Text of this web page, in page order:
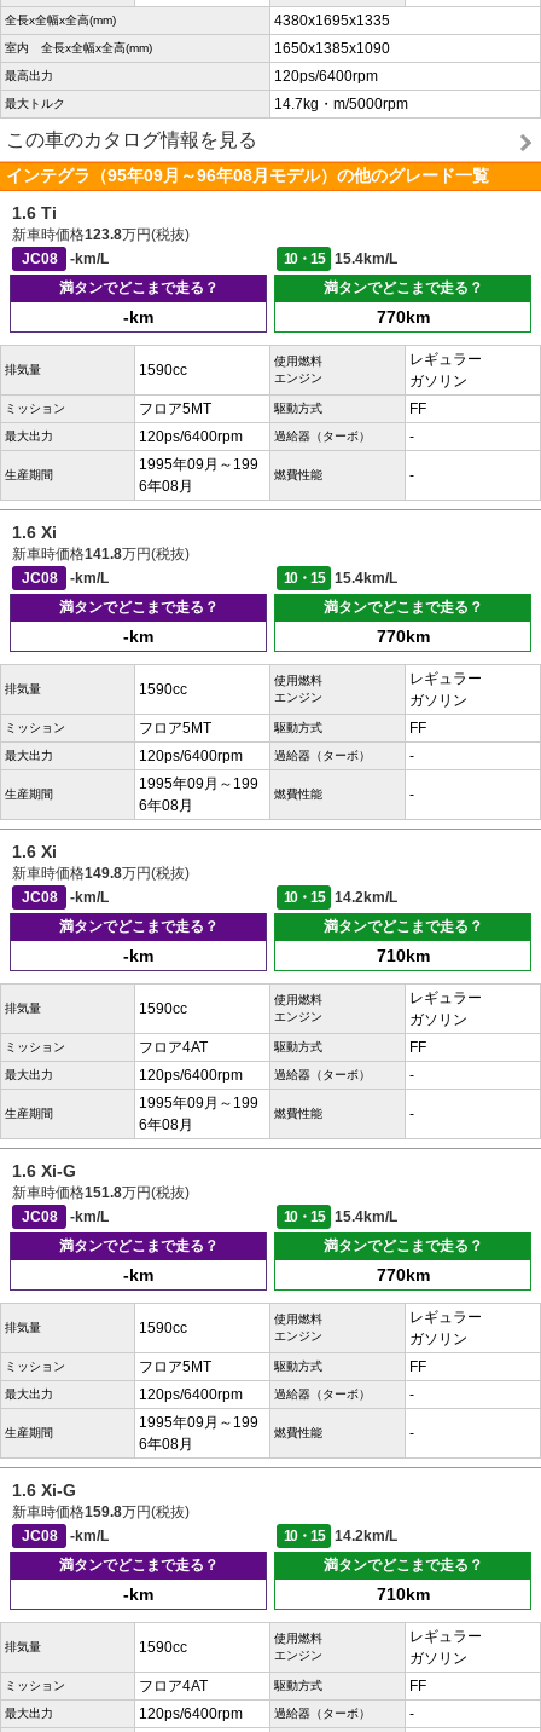
全長x全幅x全高(mm) 4380x1695x1335
室内 全長x全幅x全高(mm) 1650x1385x1090
最高出力 120ps/6400rpm
最大トルク 14.7kg・m/5000rpm
この車のカタログ情報を見る
インテグラ（95年09月～96年08月モデル）の他のグレード一覧
1.6 Ti
新車時価格123.8万円(税抜)
JC08
-km/L 10・15
15.4km/L
満タンでどこまで走る？
-km
満タンでどこまで走る？
770km
排気量 1590cc
使用燃料
エンジン
レギュラー
ガソリン
ミッション フロア5MT 駆動方式 FF
最大出力 120ps/6400rpm 過給器（ターボ） -
生産期間
1995年09月～199
6年08月
燃費性能 -
1.6 Xi
新車時価格141.8万円(税抜)
JC08
-km/L 10・15
15.4km/L
満タンでどこまで走る？
-km
満タンでどこまで走る？
770km
排気量 1590cc
使用燃料
エンジン
レギュラー
ガソリン
ミッション フロア5MT 駆動方式 FF
最大出力 120ps/6400rpm 過給器（ターボ） -
生産期間
1995年09月～199
6年08月
燃費性能 -
1.6 Xi
新車時価格149.8万円(税抜)
JC08
-km/L 10・15
14.2km/L
満タンでどこまで走る？
-km
満タンでどこまで走る？
710km
排気量 1590cc
使用燃料
エンジン
レギュラー
ガソリン
ミッション フロア4AT 駆動方式 FF
最大出力 120ps/6400rpm 過給器（ターボ） -
生産期間
1995年09月～199
6年08月
燃費性能 -
1.6 Xi-G
新車時価格151.8万円(税抜)
JC08
-km/L 10・15
15.4km/L
満タンでどこまで走る？
-km
満タンでどこまで走る？
770km
排気量 1590cc
使用燃料
エンジン
レギュラー
ガソリン
ミッション フロア5MT 駆動方式 FF
最大出力 120ps/6400rpm 過給器（ターボ） -
生産期間
1995年09月～199
6年08月
燃費性能 -
1.6 Xi-G
新車時価格159.8万円(税抜)
JC08
-km/L 10・15
14.2km/L
満タンでどこまで走る？
-km
満タンでどこまで走る？
710km
排気量 1590cc
使用燃料
エンジン
レギュラー
ガソリン
ミッション フロア4AT 駆動方式 FF
最大出力 120ps/6400rpm 過給器（ターボ） -